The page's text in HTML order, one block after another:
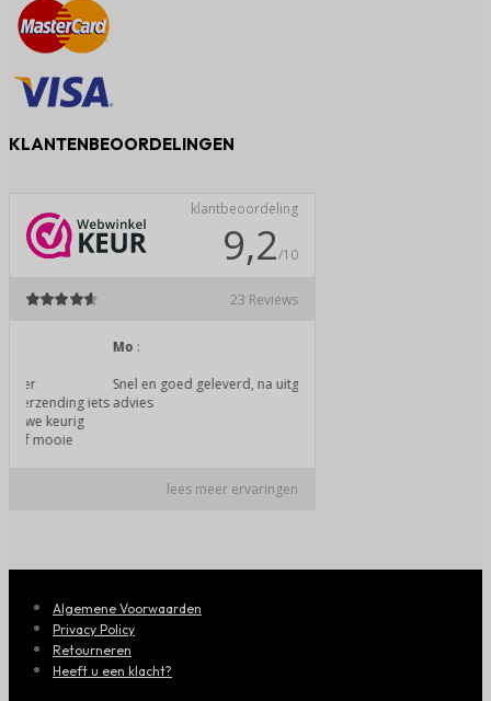
KLANTENBEOORDELINGEN
Algemene Voorwaarden
Privacy Policy
Retourneren
Heeft u een klacht?